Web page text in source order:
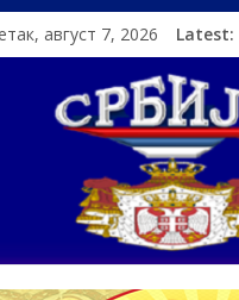
август 7, 2026 Latest: